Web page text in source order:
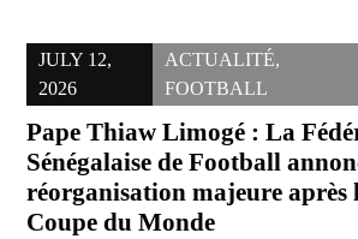
JULY 12,
2026
ACTUALITÉ,
FOOTBALL
Pape Thiaw Limogé : La
Sénégalaise de Football
réorganisation majeure après
Coupe du Monde